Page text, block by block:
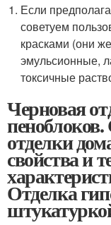
Если
советуем
красками (они
эмульсионные,
токсичные
Черновая
отделки
свойства и
Отделка